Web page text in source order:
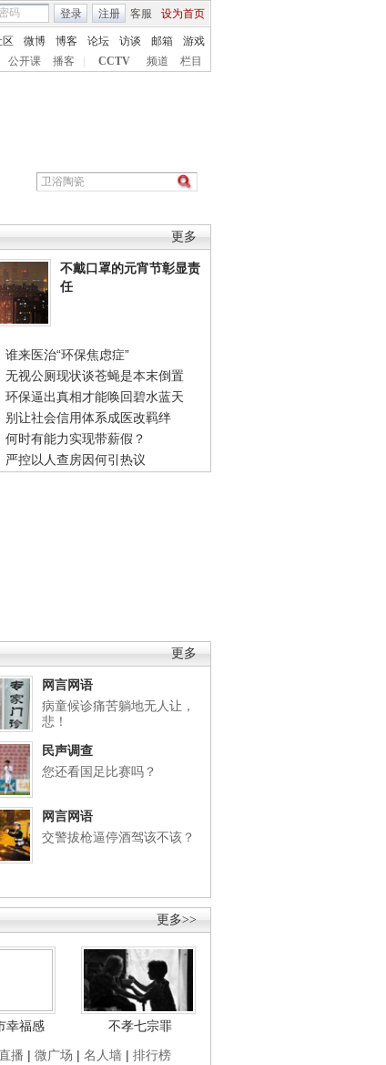
客服 设为首页
登录 注册
区 微博 博客 论坛 访谈 邮箱
游戏
公开课 播客 CCTV 频道 栏目
更多
不戴口罩的元宵节彰显责
任
谁来医治“环保焦虑症”
无视公厕现状谈苍蝇是本末倒置
环保逼出真相才能唤回碧水蓝天
别让社会信用体系成医改羁绊
何时有能力实现带薪假？
严控以人查房因何引热议
更多
网言网语
病童候诊痛苦躺地无人让，
悲！
民声调查
您还看国足比赛吗？
网言网语
交警拔枪逼停酒驾该不该？
更多>>
幸福感
不孝七宗罪
播 | 微广场 | 名人墙 | 排行榜